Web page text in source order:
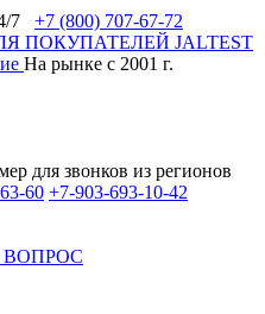
7 +7 (800) 707-67-72
ПОКУПАТЕЛЕЙ JALTEST
На рынке с 2001 г.
для звонков из регионов
60 +7-903-693-10-42
ВОПРОС